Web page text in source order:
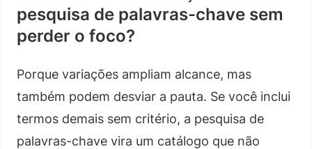
pesquisa de palavras-chave sem
perder o foco?
Porque variações ampliam alcance, mas
também podem desviar a pauta. Se você inclui
termos demais sem critério, a pesquisa de
palavras-chave vira um catálogo que não